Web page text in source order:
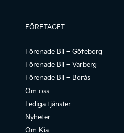
FÖRETAGET
Förenade Bil – Göteborg
Förenade Bil – Varberg
Förenade Bil – Borås
Om oss
Lediga tjänster
Nyheter
Om Kia